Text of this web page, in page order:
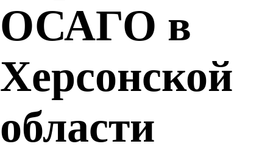
ОСАГО в
Херсонской
области